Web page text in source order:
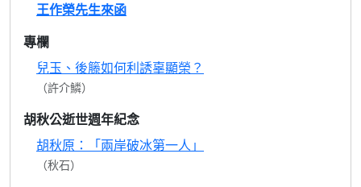
王作榮先生來函
專欄
兒玉、後籐如何利誘辜顯榮？
（許介鱗）
胡秋公逝世週年紀念
胡秋原：「兩岸破冰第一人」
（秋石）